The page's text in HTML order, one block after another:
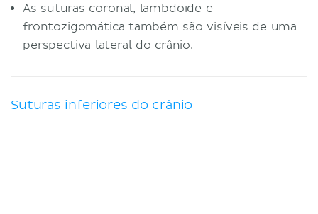
As suturas coronal, lambdoide e
frontozigomática também são visíveis de uma
perspectiva lateral do crânio.
Suturas inferiores do crânio